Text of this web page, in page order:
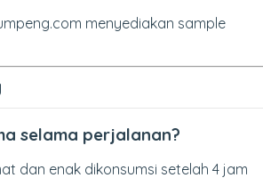
menyediakan sample
selama perjalanan?
dan enak dikonsumsi setelah 4 jam